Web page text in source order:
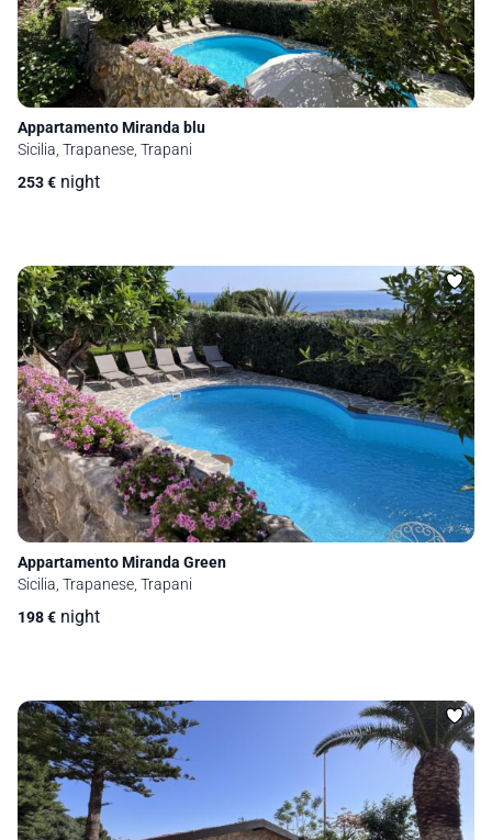
Appartamento Miranda blu
Sicilia, Trapanese, Trapani
253€ night
Appartamento Miranda Green
Sicilia, Trapanese, Trapani
198€ night